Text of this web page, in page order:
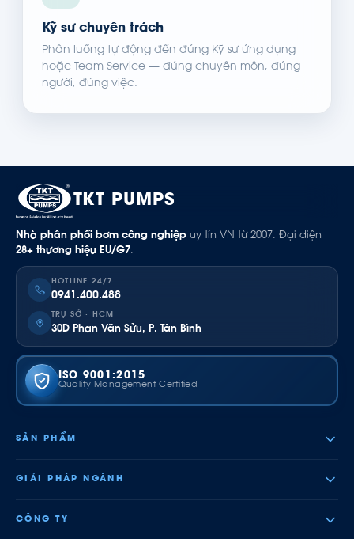
Kỹ sư chuyên trách
Phân luồng tự động đến đúng Kỹ sư ứng dụng
hoặc Team Service — đúng chuyên môn, đúng
người, đúng việc.
TKT PUMPS
Nhà phân phối bơm công nghiệp uy tín VN từ 2007. Đại diện
28+ thương hiệu EU/G7.
HOTLINE 24/7
0941.400.488
TRỤ SỞ · HCM
30D Phan Văn Sửu, P. Tân Bình
ISO 9001:2015
Quality Management Certified
SẢN PHẨM
GIẢI PHÁP NGÀNH
CÔNG TY